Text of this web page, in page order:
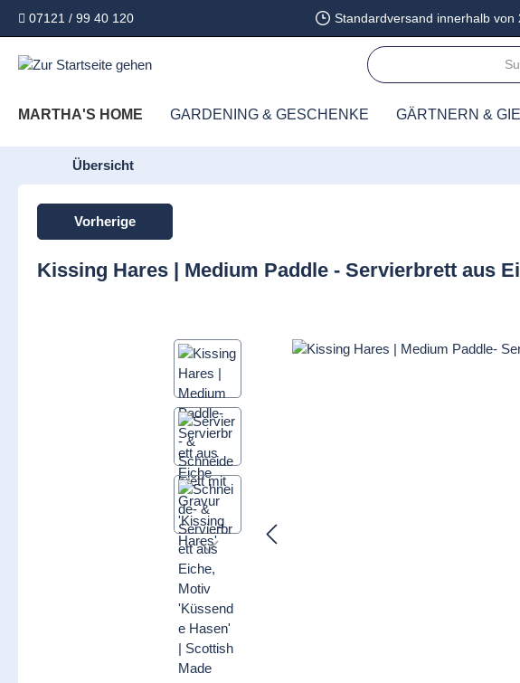
Zur Hauptnavigation springen
07121 / 99 40 120 Standardversand innerhalb von
MARTHA'S HOME GARDENING & GESCHENKE GÄRTNERN &
Übersicht
Vorherige
Kissing Hares | Medium Paddle - Servierbrett aus
Bildergalerie überspringen